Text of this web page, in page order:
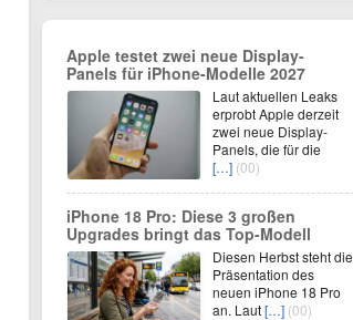
Apple testet zwei neue Display-
Panels für iPhone-Modelle 2027
Laut aktuellen Leaks
erprobt Apple derzeit
zwei neue Display-
Panels, die für die
[…] (00)
iPhone 18 Pro: Diese 3 großen
Upgrades bringt das Top-Modell
Diesen Herbst steht die
Präsentation des
neuen iPhone 18 Pro
an. Laut[…] (00)